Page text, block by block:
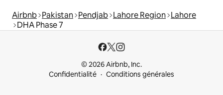
Airbnb Pakistan Pendjab Lahore Region Lahore
DHA Phase 7
© 2026 Airbnb, Inc.
Confidentialité
Conditions générales